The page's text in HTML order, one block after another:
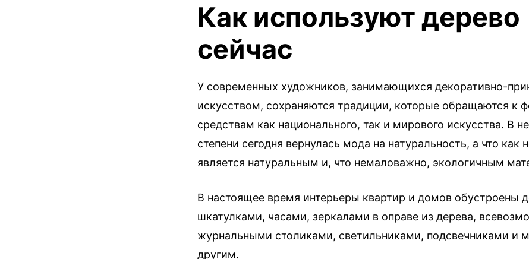
Как используют дерево
сейчас
У современных художников, занимающихся декоративно-
искусством, сохраняются традиции, которые обращаются к
средствам как национального, так и мирового искусства. В
степени сегодня вернулась мода на натуральность, а что как
является натуральным и, что немаловажно, экологичным
В настоящее время интерьеры квартир и домов обустроены
шкатулками, часами, зеркалами в оправе из дерева,
журнальными столиками, светильниками, подсвечниками и
другим.